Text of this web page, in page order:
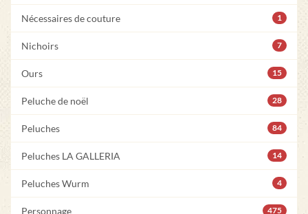
Nécessaires de couture 1
Nichoirs 7
Ours 15
Peluche de noël 28
Peluches 84
Peluches LA GALLERIA 14
Peluches Wurm 4
Personnage 475